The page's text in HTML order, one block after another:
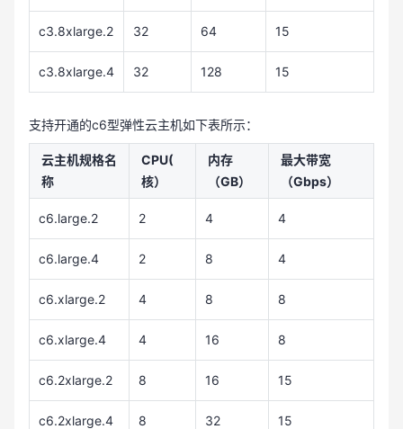
c3.8xlarge.2 32 64 15
c3.8xlarge.4 32 128 15
支持开通的c6型弹性云主机如下表所示：
云主机规格名
称
CPU(
核）
内存
（GB）
最大带宽
（Gbps）
c6.large.2 2 4 4
c6.large.4 2 8 4
c6.xlarge.2 4 8 8
c6.xlarge.4 4 16 8
c6.2xlarge.2 8 16 15
c6.2xlarge.4 8 32 15